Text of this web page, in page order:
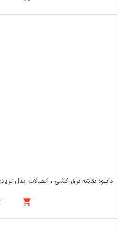
دانلود نقشه برق کشی ، اتصالات مدل تریدی از